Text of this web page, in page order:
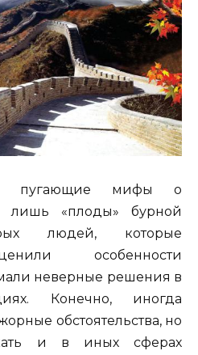
пугающие мифы о
лишь «плоды» бурной
людей, которые
особенности
неверные решения в
Конечно, иногда
обстоятельства, но
и в иных сферах